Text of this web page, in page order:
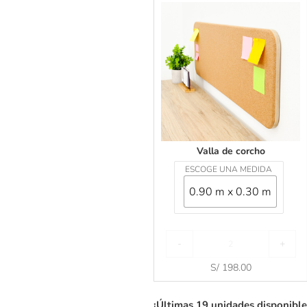
d
o
r
c
h
o
Valla de corcho
ESCOGE UNA MEDIDA
0.90 m x 0.30 m
-
+
S/198.00